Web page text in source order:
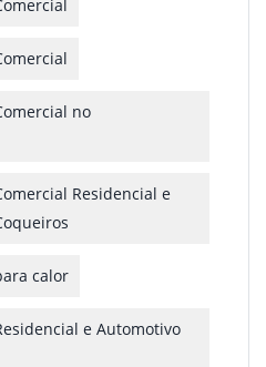
no
Residencial e
calor
e Automotivo